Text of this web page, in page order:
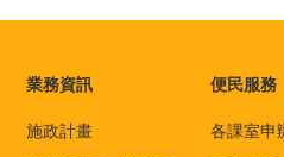
業務資訊
施政計畫
便民服務
各課室申